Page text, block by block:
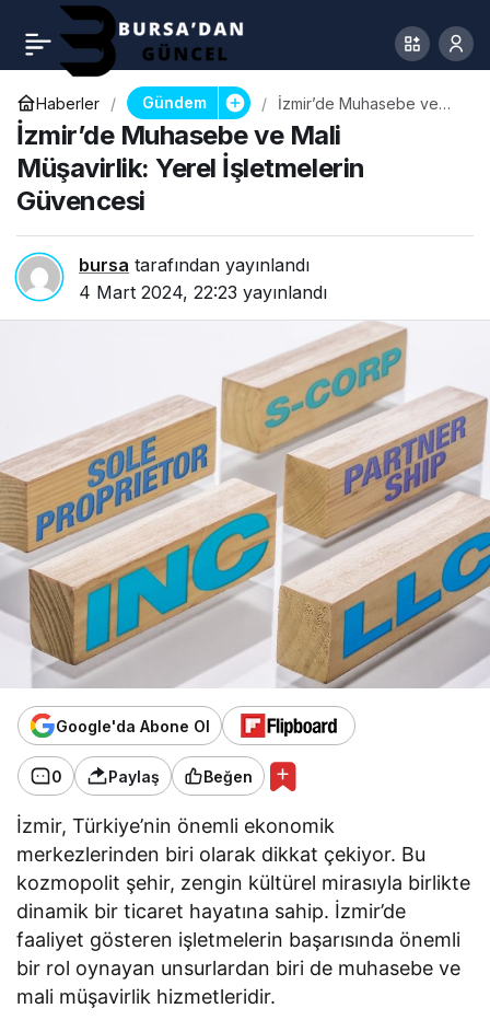
Haberler Gündem
İzmir’de Muhasebe ve
Mali Müşavirlik: Yerel
İşletmelerin Güvencesi
İzmir’de Muhasebe ve Mali
Müşavirlik: Yerel İşletmelerin
Güvencesi
bursa tarafından yayınlandı
4 Mart 2024, 22:23 yayınlandı
Google'da Abone Ol
0 Paylaş Beğen
İzmir, Türkiye’nin önemli ekonomik
merkezlerinden biri olarak dikkat çekiyor. Bu
kozmopolit şehir, zengin kültürel mirasıyla birlikte
dinamik bir ticaret hayatına sahip. İzmir’de
faaliyet gösteren işletmelerin başarısında önemli
bir rol oynayan unsurlardan biri de muhasebe ve
mali müşavirlik hizmetleridir.